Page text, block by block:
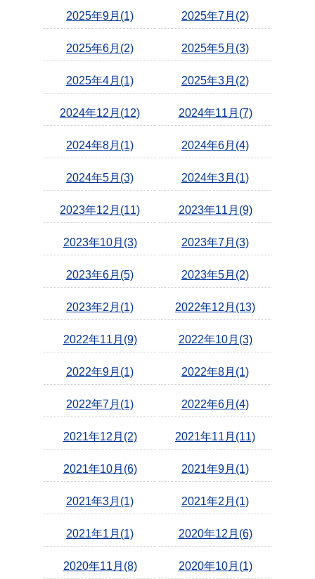
2025年9月(1) 2025年7月(2)
2025年6月(2) 2025年5月(3)
2025年4月(1) 2025年3月(2)
2024年12月(12) 2024年11月(7)
2024年8月(1) 2024年6月(4)
2024年5月(3) 2024年3月(1)
2023年12月(11) 2023年11月(9)
2023年10月(3) 2023年7月(3)
2023年6月(5) 2023年5月(2)
2023年2月(1) 2022年12月(13)
2022年11月(9) 2022年10月(3)
2022年9月(1) 2022年8月(1)
2022年7月(1) 2022年6月(4)
2021年12月(2) 2021年11月(11)
2021年10月(6) 2021年9月(1)
2021年3月(1) 2021年2月(1)
2021年1月(1) 2020年12月(6)
2020年11月(8) 2020年10月(1)